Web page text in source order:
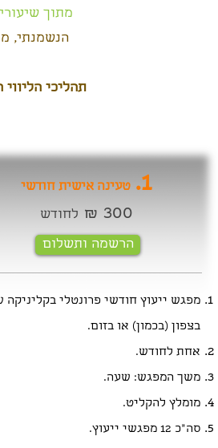
מתוך
הנשמנתי,
תהליכי
1. טעינה אישית חודשי
300 ₪
לחודש
הרשמה ותשלום
מפגש ייעוץ חודשי פרונטלי בקליניקה
בצפון (בכמון) או בזום.
אחת לחודש.
משך המפגש: שעה.
מומלץ להקליט.
סה"כ 12 מפגשי ייעוץ.